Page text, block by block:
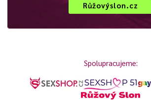
Růžovýslon.cz
Spolupracujeme: